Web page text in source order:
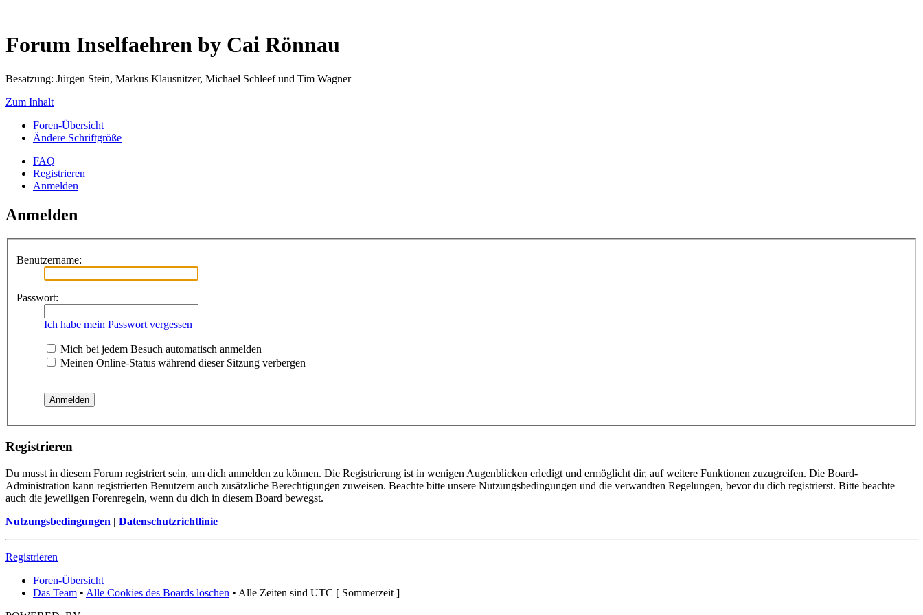
Forum Inselfaehren by Cai Rönnau
Besatzung: Jürgen Stein, Markus Klausnitzer, Michael Schleef und Tim Wagner
Zum Inhalt
Foren-Übersicht
Ändere Schriftgröße
FAQ
Registrieren
Anmelden
Anmelden
Benutzername:
Passwort:
Ich habe mein Passwort vergessen
Mich bei jedem Besuch automatisch anmelden
Meinen Online-Status während dieser Sitzung verbergen
Registrieren
Du musst in diesem Forum registriert sein, um dich anmelden zu können. Die Registrierung ist in wenigen Augenblicken erledigt und ermöglicht dir, auf weitere Funktionen zuzugreifen. Die Board-
Administration kann registrierten Benutzern auch zusätzliche Berechtigungen zuweisen. Beachte bitte unsere Nutzungsbedingungen und die verwandten Regelungen, bevor du dich registrierst. Bitte beachte
auch die jeweiligen Forenregeln, wenn du dich in diesem Board bewegst.
Nutzungsbedingungen | Datenschutzrichtlinie
Registrieren
Foren-Übersicht
Das Team • Alle Cookies des Boards löschen • Alle Zeiten sind UTC [ Sommerzeit ]